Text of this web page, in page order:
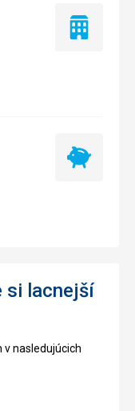
Iba
Najlacnejší
si lacnejší
v nasledujúcich